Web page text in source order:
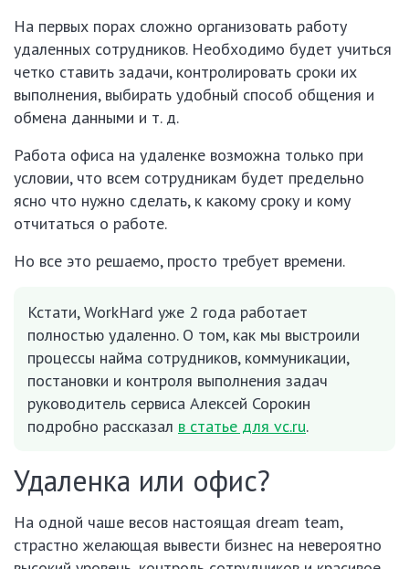
На первых порах сложно организовать работу
удаленных сотрудников. Необходимо будет учиться
четко ставить задачи, контролировать сроки их
выполнения, выбирать удобный способ общения и
обмена данными и т. д.
Работа офиса на удаленке возможна только при
условии, что всем сотрудникам будет предельно
ясно что нужно сделать, к какому сроку и кому
отчитаться о работе.
Но все это решаемо, просто требует времени.
Кстати, WorkHard уже 2 года работает
полностью удаленно. О том, как мы выстроили
процессы найма сотрудников, коммуникации,
постановки и контроля выполнения задач
руководитель сервиса Алексей Сорокин
подробно рассказал в статье для vc.ru.
Удаленка или офис?
На одной чаше весов настоящая dream team,
страстно желающая вывести бизнес на невероятно